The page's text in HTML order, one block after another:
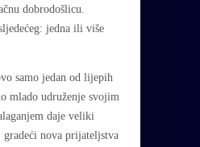
dobrodošlicu.
samo jedan od lijepih
mlado udruženje svojim
daje veliki
nova prijateljstva